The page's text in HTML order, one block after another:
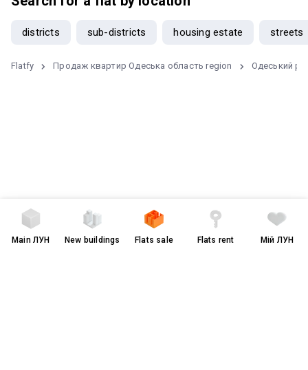
districts sub-districts housing estate streets
Flatfy Продаж квартир Одеська область region Одеський
Terms of Use and Privacy Policy
MainЛУН New buildings Flats sale Flats rent Мій ЛУН